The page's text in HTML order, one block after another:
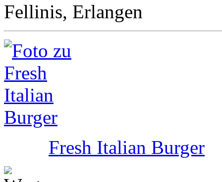
Fellinis, Erlangen
Fresh Italian Burger